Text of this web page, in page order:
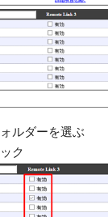
ルダーを選ぶ
ク